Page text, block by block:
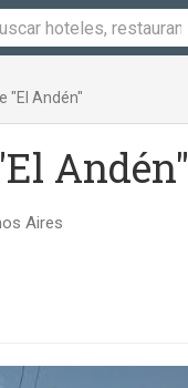
"El Andén"
Andén"
Aires